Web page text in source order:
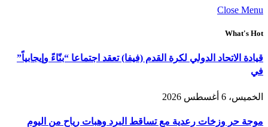
Close Menu
What's Hot
قيادة الاتحاد الدولي لكرة القدم (فيفا) تعقد اجتماعا “بنّاءً وإيجابياً”
في
الخميس، 6 أغسطس 2026
موجة حر وزخات رعدية مع تساقط البرد وهبات رياح من اليوم